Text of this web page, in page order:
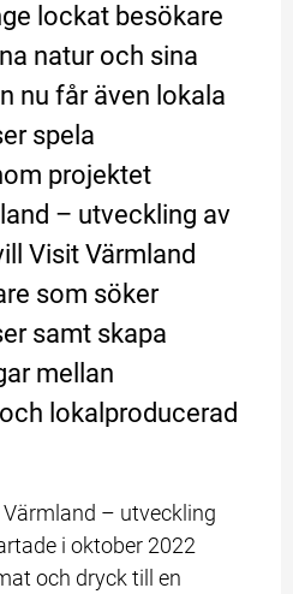
lockat besökare
natur och sina
nu får även lokala
spela
projektet
– utveckling av
Visit Värmland
som söker
samt skapa
mellan
lokalproducerad
Värmland – utveckling
i oktober 2022
och dryck till en